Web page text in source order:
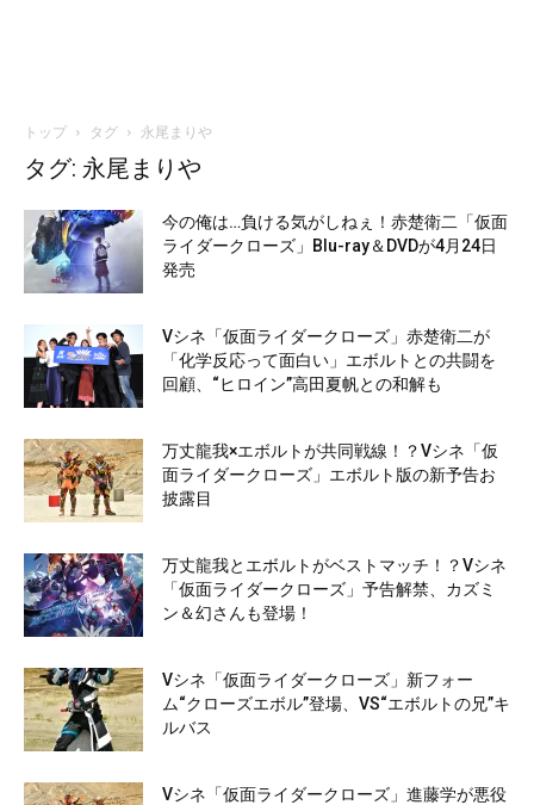
トップ タグ 永尾まりや
タグ: 永尾まりや
今の俺は…負ける気がしねぇ！赤楚衛二「仮面
ライダークローズ」Blu-ray＆DVDが4月24日
発売
Vシネ「仮面ライダークローズ」赤楚衛二が
「化学反応って面白い」エボルトとの共闘を
回顧、“ヒロイン”高田夏帆との和解も
万丈龍我×エボルトが共同戦線！？Vシネ「仮
面ライダークローズ」エボルト版の新予告お
披露目
万丈龍我とエボルトがベストマッチ！？Vシネ
「仮面ライダークローズ」予告解禁、カズミ
ン＆幻さんも登場！
Vシネ「仮面ライダークローズ」新フォー
ム“クローズエボル”登場、VS“エボルトの兄”キ
ルバス
Vシネ「仮面ライダークローズ」進藤学が悪役